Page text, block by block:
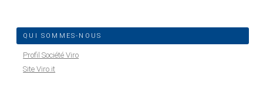
QUI SOMMES-NOUS
Profil Société Viro
Site Viro.it